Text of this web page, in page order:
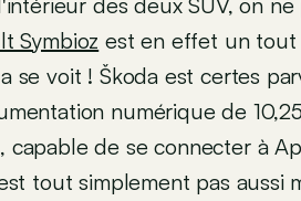
Symbioz est en effet un tout
se voit ! Škoda est certes
numérique de
capable de se connecter à
tout simplement pas aussi